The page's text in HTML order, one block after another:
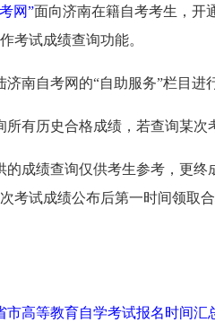
网”面向济南在籍自考考生，开
考试成绩查询功能。
自考网的“自助服务”栏目进行
历史合格成绩，若查询某次
绩查询仅供考生参考，更终
考试成绩公布后第一时间领取
市高等教育自学考试报名时间汇